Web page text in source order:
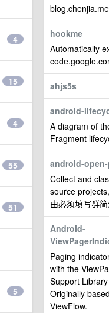
hookme
Automatically
ahjs5s
android-
A diagram of
Fragment
android-
Collect and
source
由必须填写群
Android-
Paging
with the
Support
Originally
ViewFlow.
4
15
4
55
51
5